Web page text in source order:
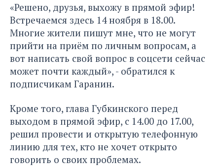
«Решено, друзья, выхожу в прямой эфир!
Встречаемся здесь 14 ноября в 18.00.
Многие жители пишут мне, что не могут
прийти на приём по личным вопросам, а
вот написать свой вопрос в соцсети сейчас
может почти каждый», - обратился к
подписчикам Гаранин.
Кроме того, глава Губкинского перед
выходом в прямой эфир, с 14.00 до 17.00,
решил провести и открытую телефонную
линию для тех, кто не хочет открыто
говорить о своих проблемах.